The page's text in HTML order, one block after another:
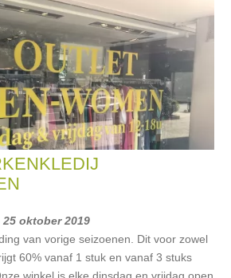
oktober 2019
van vorige seizoenen. Dit voor zowel
60% vanaf 1 stuk en vanaf 3 stuks